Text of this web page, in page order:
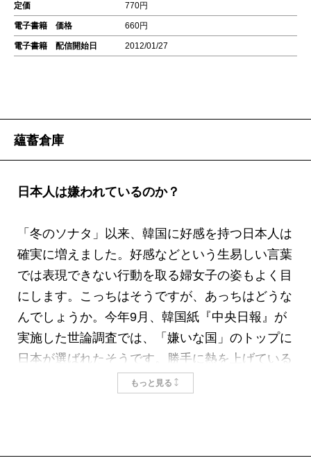
定価 770円
電子書籍 価格 660円
電子書籍 配信開始日 2012/01/27
蘊蓄倉庫
日本人は嫌われているのか？
「冬のソナタ」以来、韓国に好感を持つ日本人は
確実に増えました。好感などという生易しい言葉
では表現できない行動を取る婦女子の姿もよく目
にします。こっちはそうですが、あっちはどうな
んでしょうか。今年9月、韓国紙『中央日報』が
実施した世論調査では、「嫌いな国」のトップに
日本が選ばれたそうです。勝手に熱を上げている
のは日本人だけみたいで悲しい気持ちになるかも
もっと見る